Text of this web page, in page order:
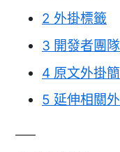
2 外掛標籤
3 開發者團隊
4 原文外掛
5 延伸相關